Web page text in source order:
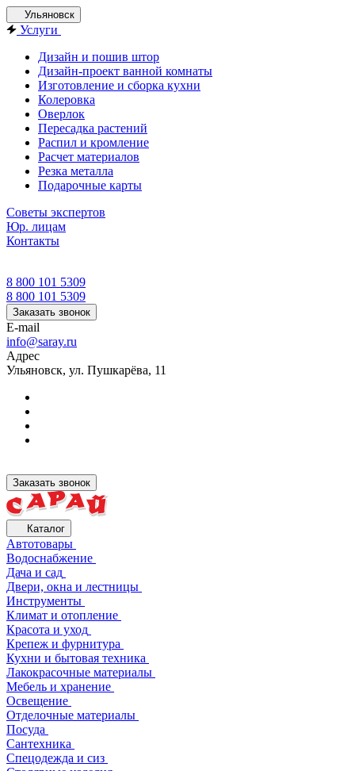
Ульяновск
Услуги
Дизайн и пошив штор
Дизайн-проект ванной комнаты
Изготовление и сборка кухни
Колеровка
Оверлок
Пересадка растений
Распил и кромление
Расчет материалов
Резка металла
Подарочные карты
Советы экспертов
Юр. лицам
Контакты
8 800 101 5309
8 800 101 5309
Заказать звонок
E-mail
info@saray.ru
Адрес
Ульяновск, ул. Пушкарёва, 11
Заказать звонок
Каталог
Автотовары
Водоснабжение
Дача и сад
Двери, окна и лестницы
Инструменты
Климат и отопление
Красота и уход
Крепеж и фурнитура
Кухни и бытовая техника
Лакокрасочные материалы
Мебель и хранение
Освещение
Отделочные материалы
Посуда
Сантехника
Спецодежда и сиз